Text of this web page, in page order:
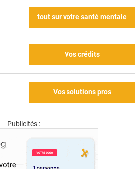
tout sur votre santé mentale
Vos crédits
Vos solutions pros
Publicités :